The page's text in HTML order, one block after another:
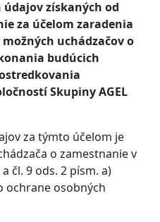
údajov získaných od
za účelom zaradenia
uchádzačov o
budúcich
Skupiny AGEL
za týmto účelom je
o zamestnanie v
čl. 9 ods. 2 písm. a)
ochrane osobných